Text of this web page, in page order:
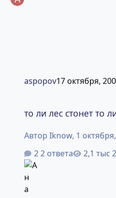
aspopov17 октября,
то ли лес стонет то
Автор Iknow, 1
2 ответа